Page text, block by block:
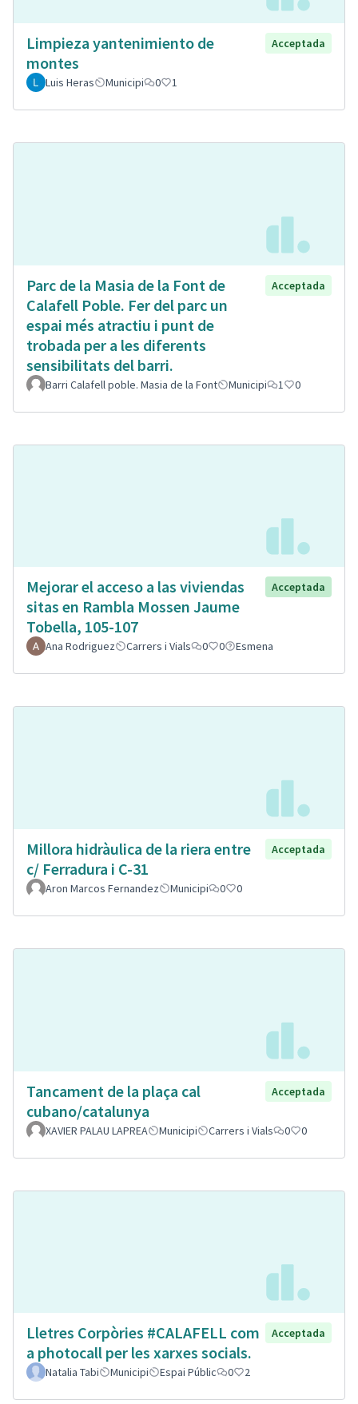
Limpieza yantenimiento de
montes
Acceptada
Luis Heras Municipi 0 1
Parc de la Masia de la Font de
Calafell Poble. Fer del parc un
espai més atractiu i punt de
trobada per a les diferents
sensibilitats del barri.
Acceptada
Barri Calafell poble. Masia de la Font Municipi 1 0
Mejorar el acceso a las viviendas
sitas en Rambla Mossen Jaume
Tobella, 105-107
Acceptada
Ana Rodriguez Carrers i Vials 0 0 Esmena
Millora hidràulica de la riera entre
c/ Ferradura i C-31
Acceptada
Aron Marcos Fernandez Municipi 0 0
Tancament de la plaça cal
cubano/catalunya
Acceptada
XAVIER PALAU LAPREA Municipi Carrers i Vials 0 0
Lletres Corpòries #CALAFELL com
a photocall per les xarxes socials.
Acceptada
Natalia Tabi Municipi Espai Públic 0 2